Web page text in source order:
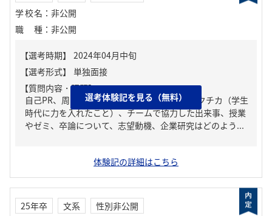
学校名 ： 非公開
職種 ： 非公開
【質問内容・課題】
自己PR、周りからどんな人といわれる？、ガクチカ（学生
時代に力を入れたこと）、チームで協力した出来事、授業
やゼミ、卒論について、志望動機、企業研究はどのよう...
選考体験記を見る（無料）
体験記の詳細はこちら
25年卒 文系
性別非公開